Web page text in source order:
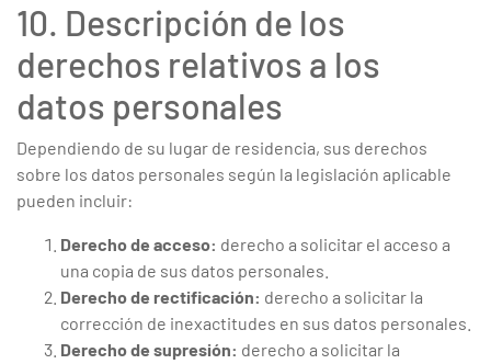
10. Descripción de los
derechos relativos a los
datos personales
Dependiendo de su lugar de residencia, sus derechos
sobre los datos personales según la legislación aplicable
pueden incluir:
Derecho de acceso: derecho a solicitar el acceso a
una copia de sus datos personales.
Derecho de rectificación: derecho a solicitar la
corrección de inexactitudes en sus datos personales.
Derecho de supresión: derecho a solicitar la